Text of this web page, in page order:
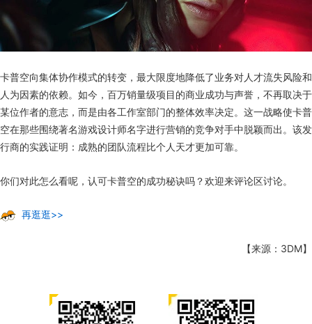
卡普空向集体协作模式的转变，最大限度地降低了业务对人才流失风险和
人为因素的依赖。如今，百万销量级项目的商业成功与声誉，不再取决于
某位作者的意志，而是由各工作室部门的整体效率决定。这一战略使卡普
空在那些围绕著名游戏设计师名字进行营销的竞争对手中脱颖而出。该发
行商的实践证明：成熟的团队流程比个人天才更加可靠。
你们对此怎么看呢，认可卡普空的成功秘诀吗？欢迎来评论区讨论。
再逛逛>>
【来源：3DM】